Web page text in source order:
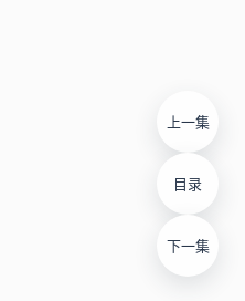
上一集
目录
下一集